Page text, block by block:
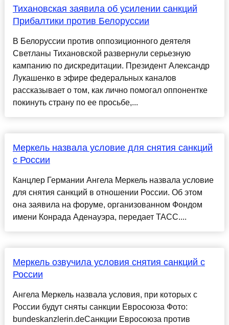
Тихановская заявила об усилении санкций
Прибалтики против Белоруссии
В Белоруссии против оппозиционного деятеля
Светланы Тихановской развернули серьезную
кампанию по дискредитации. Президент Александр
Лукашенко в эфире федеральных каналов
рассказывает о том, как лично помогал оппонентке
покинуть страну по ее просьбе,...
Меркель назвала условие для снятия санкций
с России
Канцлер Германии Ангела Меркель назвала условие
для снятия санкций в отношении России. Об этом
она заявила на форуме, организованном Фондом
имени Конрада Аденауэра, передает ТАСС....
Меркель озвучила условия снятия санкций с
России
Ангела Меркель назвала условия, при которых с
России будут сняты санкции Евросоюза Фото:
bundeskanzlerin.deСанкции Евросоюза против